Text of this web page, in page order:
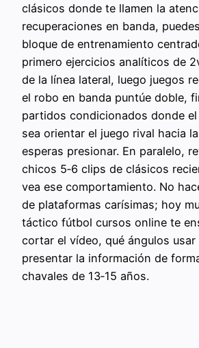
clásicos donde te llamen la
recuperaciones en banda,
bloque de entrenamiento
primero ejercicios analíticos de
de la línea lateral, luego juegos
el robo en banda puntúe doble,
partidos condicionados donde
sea orientar el juego rival hacia
esperas presionar. En paralelo,
chicos 5‑6 clips de clásicos
vea ese comportamiento. No
de plataformas carísimas; hoy
táctico fútbol cursos online te
cortar el vídeo, qué ángulos
presentar la información de
chavales de 13‑15 años.